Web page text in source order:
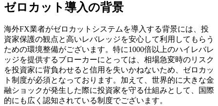
ゼロカット導入の背景
海外FX業者がゼロカットシステムを導入する背景には、投
資家保護の観点と高いレバレッジを安心して利用してもらう
ための環境整備がございます。特に1000倍以上のハイレバレ
ッジを提供するブローカーにとっては、相場急変時のリスク
を投資家に背負わせると信用を失いかねないため、ゼロカッ
ト制度が必須となっております。加えて、世界的に大きな金
融ショックが発生した際に投資家を守る仕組みとして、国際
的にも広く認知されている制度でございます。